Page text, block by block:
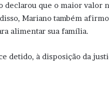
declarou que o maior valor
Mariano também
alimentar sua família.
detido, à disposição da